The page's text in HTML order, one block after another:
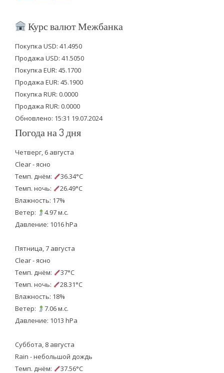
i
t
e
r
c
b
o
o
k
u
u
b
e
Курс валют Межбанка
Покупка USD: 41.4950
Продажа USD: 41.5050
Покупка EUR: 45.1700
Продажа EUR: 45.1900
Покупка RUR: 0.0000
Продажа RUR: 0.0000
Обновлено: 15:31 19.07.2024
Погода на 3 дня
Четверг, 6 августа
Clear - ясно
Темп. днём:
36.34°C
Темп. ночь:
26.49°C
Влажность: 17%
Ветер:
4.97 м.с.
Давление: 1016 hPa
Пятница, 7 августа
Clear - ясно
Темп. днём:
37°C
Темп. ночь:
28.31°C
Влажность: 18%
Ветер:
7.06 м.с.
Давление: 1013 hPa
Суббота, 8 августа
Rain - небольшой дождь
Темп. днём:
37.56°C